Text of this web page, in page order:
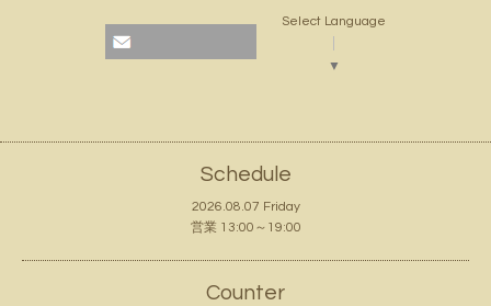
Select Language
▼
Schedule
2026.08.07 Friday
営業 13:00～19:00
Counter